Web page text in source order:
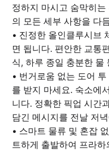
정하지 마시고 숨막히
의 모든 세부 사항을 다
• 진정한 올인클루시브
면 됩니다. 편안한 교통
식, 하루 종일 충분한 물
• 번거로움 없는 도어
를 받지 마세요. 숙소에
니다. 정확한 픽업 시간
담긴 메시지를 전날 저
• 스마트 물류 및 혼잡
트하게 출발하여 프라